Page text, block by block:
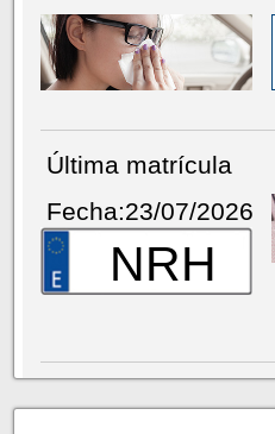
Última matrícula
Fecha:23/07/2026
NRH